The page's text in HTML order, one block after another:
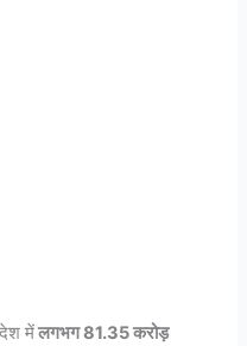
देश मेंलगभग 81.35 करोड़